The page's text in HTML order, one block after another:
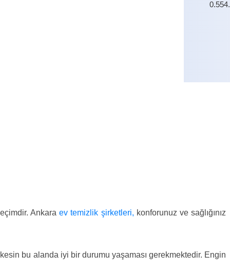
Ankaraev temizlik şirketleri, konforunuz ve sağlığınız
bu alanda iyi bir durumu yaşaması gerekmektedir. Engin